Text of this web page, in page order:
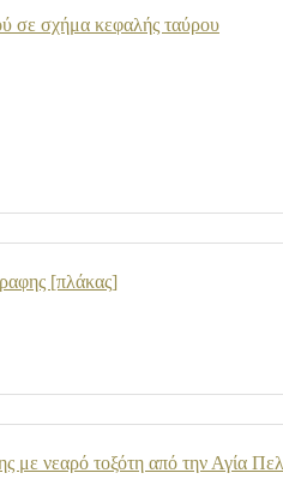
σε σχήμα κεφαλής ταύρου
[πλάκας]
με νεαρό τοξότη από την Αγία